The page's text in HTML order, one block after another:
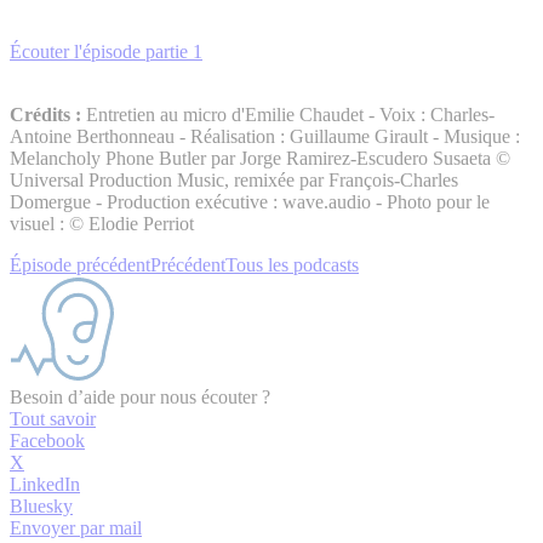
Écouter l'épisode partie 1
Crédits : Entretien au micro d'Emilie Chaudet - Voix : Charles-
Antoine Berthonneau - Réalisation : Guillaume Girault - Musique :
Melancholy Phone Butler par Jorge Ramirez-Escudero Susaeta ©
Universal Production Music, remixée par François-Charles
Domergue - Production exécutive : wave.audio - Photo pour le
visuel : © Elodie Perriot
Épisode précédentPrécédentTous les podcasts
Besoin d’aide pour nous écouter ?
Tout savoir
Facebook
X
LinkedIn
Bluesky
Envoyer par mail